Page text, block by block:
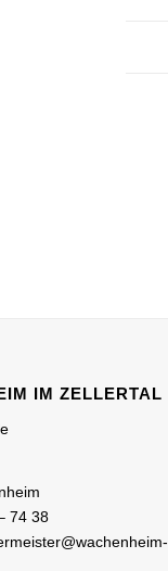
IM ZELLERTAL
74 38